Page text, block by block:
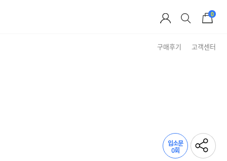
0
구매후기 고객센터
입소문
0회